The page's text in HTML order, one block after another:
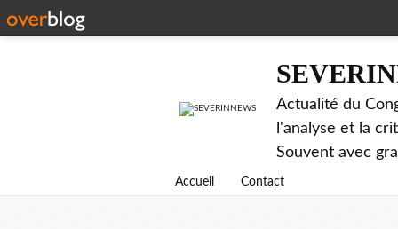
Actualité du
l'analyse et la
Souvent avec
Accueil Contact